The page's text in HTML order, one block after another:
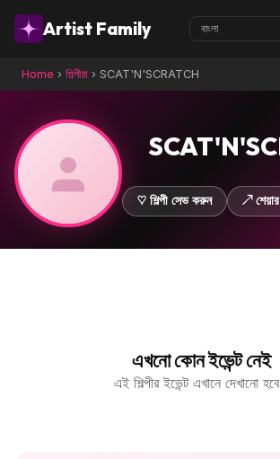
Artist Family
Home › শিল্পীরা › SCAT'N'SCRATCH
♡ শিল্পী সেভ করুন ↗
এখনো কোন ইভেন্ট নেই
এই শিল্পীর ইভেন্ট এখানে দেখানো